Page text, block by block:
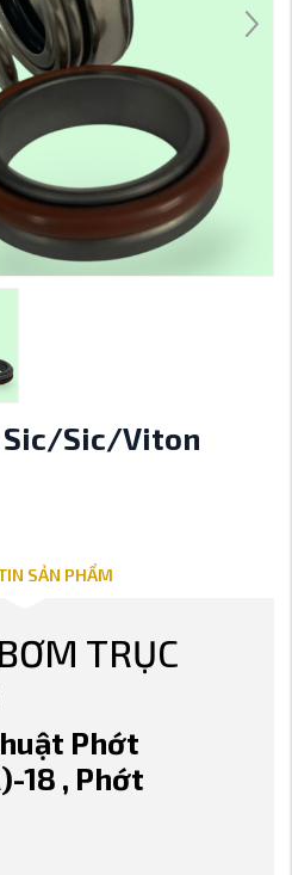
Sic/Sic/Viton
SẢN PHẨM
TRỤC
Phớt
18 , Phớt